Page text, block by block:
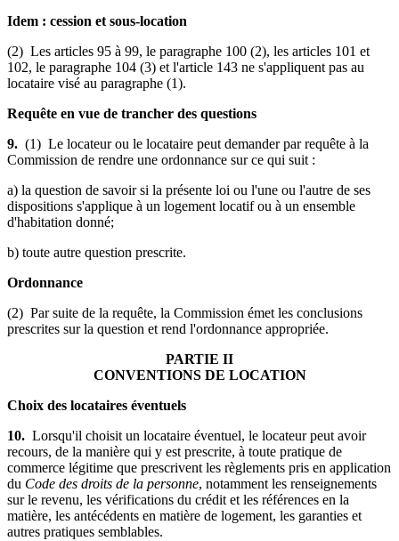
Idem : cession et sous-location
(2) Les articles 95 à 99, le paragraphe 100 (2), les articles 101 et
102, le paragraphe 104 (3) et l'article 143 ne s'appliquent pas au
locataire visé au paragraphe (1).
Requête en vue de trancher des questions
9. (1) Le locateur ou le locataire peut demander par requête à la
Commission de rendre une ordonnance sur ce qui suit :
a) la question de savoir si la présente loi ou l'une ou l'autre de ses
dispositions s'applique à un logement locatif ou à un ensemble
d'habitation donné;
b) toute autre question prescrite.
Ordonnance
(2) Par suite de la requête, la Commission émet les conclusions
prescrites sur la question et rend l'ordonnance appropriée.
PARTIE II
CONVENTIONS DE LOCATION
Choix des locataires éventuels
10. Lorsqu'il choisit un locataire éventuel, le locateur peut avoir
recours, de la manière qui y est prescrite, à toute pratique de
commerce légitime que prescrivent les règlements pris en application
du Code des droits de la personne, notamment les renseignements
sur le revenu, les vérifications du crédit et les références en la
matière, les antécédents en matière de logement, les garanties et
autres pratiques semblables.